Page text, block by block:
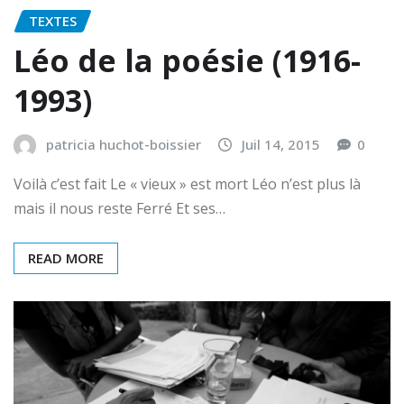
TEXTES
Léo de la poésie (1916-
1993)
patricia huchot-boissier Juil 14, 2015 0
Voilà c’est fait Le « vieux » est mort Léo n’est plus là
mais il nous reste Ferré Et ses…
READ MORE